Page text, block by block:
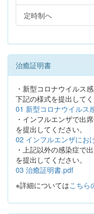
定時制へ
治癒証明書
・新型コロナウイルス
下記の様式を提出してく
01 新型コロナウイルス
・インフルエンザで出
を提出してください。
02 インフルエンザにお
・上記以外の感染症で
を提出してください。
03 治癒証明書.pdf
※詳細についてはこちら